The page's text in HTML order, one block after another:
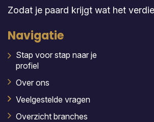
Zodat je paard krijgt wat het
Navigatie
Stap voor stap naar je
profiel
Over ons
Veelgestelde vragen
Overzicht branches